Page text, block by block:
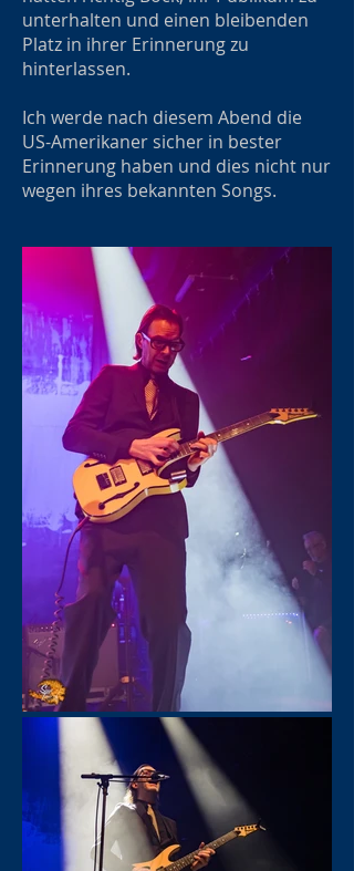
unterhalten und einen bleibenden
Platz in ihrer Erinnerung zu
hinterlassen.
Ich werde nach diesem Abend die
US-Amerikaner sicher in bester
Erinnerung haben und dies nicht nur
wegen ihres bekannten Songs.